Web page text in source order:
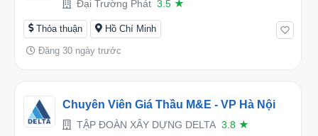
Đại Trường Phát 3.5 ★
Thỏa thuận Hồ Chí Minh
Đăng 30 ngày trước
Chuyên Viên Giá Thầu M&E - VP Hà Nội
TẬP ĐOÀN XÂY DỰNG DELTA 3.8 ★